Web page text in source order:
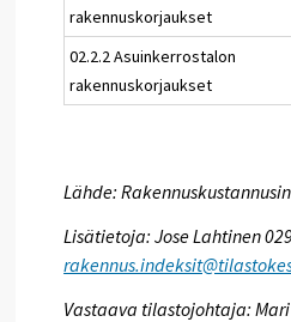
rakennuskorjaukset
02.2.2 Asuinkerrostalon
rakennuskorjaukset
Lähde:
Lisätietoja: Jose Lahtinen
Vastaava tilastojohtaja: